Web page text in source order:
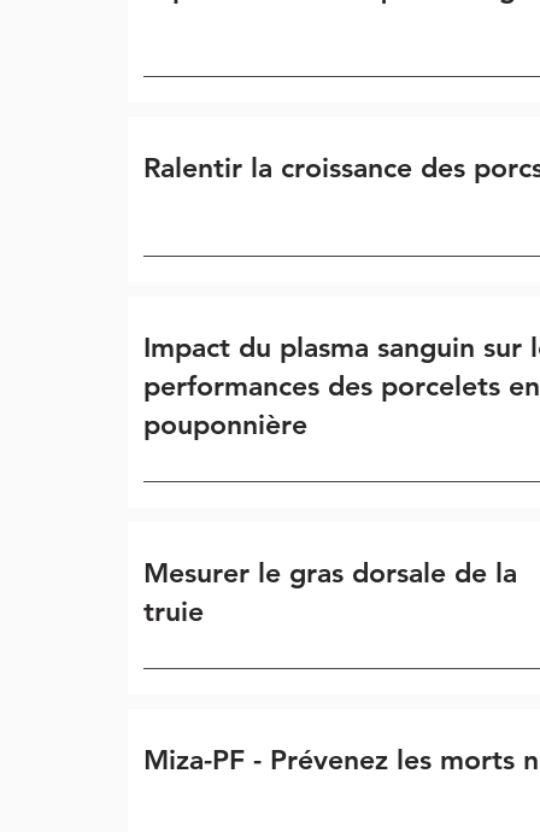
Ralentir la croissance des
Impact du plasma sanguin sur
performances des porcelets en
pouponnière
Mesurer le gras dorsale de la
truie
Miza-PF - Prévenez les morts